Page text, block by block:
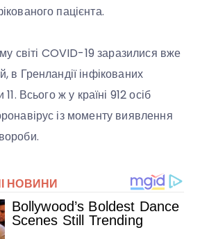
пацієнта.
світі COVID-19 заразилися вже
в Гренландії інфікованих
Всього ж у країні 912 осіб
із моменту виявлення